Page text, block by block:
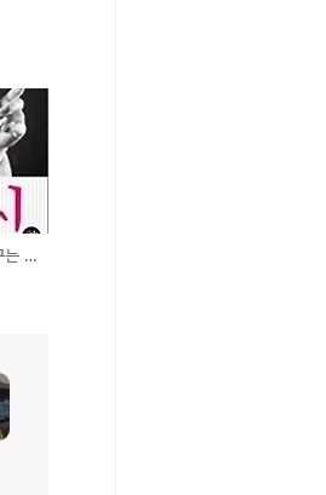
파워풀한 대중연설을 꿈꾸는 사람에게 권하고 싶은 책, 스피치의 신